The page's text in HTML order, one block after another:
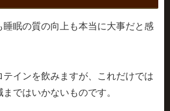
睡眠の質の向上も本当に大事だと感
インを飲みますが、これだけでは
ではいかないものです。